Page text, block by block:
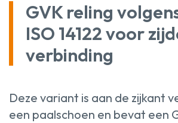
GVK reling
ISO 14122 voor
verbinding
Deze variant is aan de zijkant
een paalschoen en bevat een